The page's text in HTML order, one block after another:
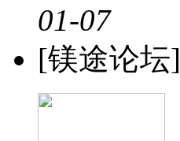
01-07
[镁途论坛]